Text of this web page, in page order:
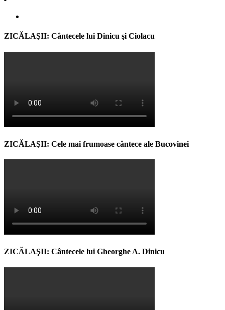
ZICĂLAŞII: Cântecele lui Dinicu şi Ciolacu
ZICĂLAŞII: Cele mai frumoase cântece ale Bucovinei
ZICĂLAŞII: Cântecele lui Gheorghe A. Dinicu